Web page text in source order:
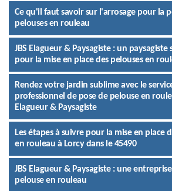
Ce qu'il faut savoir sur l'arrosage pour la
pelouses en rouleau
JBS Elagueur & Paysagiste : un paysagiste
pour la mise en place des pelouses en
Rendez votre jardin sublime avec le
professionnel de pose de pelouse en
Elagueur & Paysagiste
Les étapes à suivre pour la mise en place
en rouleau à Lorcy dans le 45490
JBS Elagueur & Paysagiste : une
pelouse en rouleau